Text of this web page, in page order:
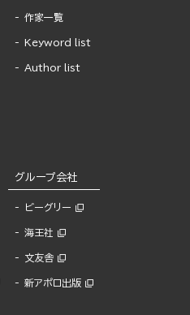
作家一覧
Keyword list
Author list
グループ会社
ビーグリー
海王社
文友舎
新アポロ出版